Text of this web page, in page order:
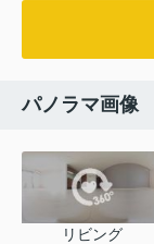
パノラマ画像
リビング